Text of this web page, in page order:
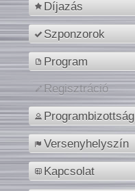
Díjazás
Szponzorok
Program
Regisztráció
Programbizottság
Versenyhelyszín
Kapcsolat